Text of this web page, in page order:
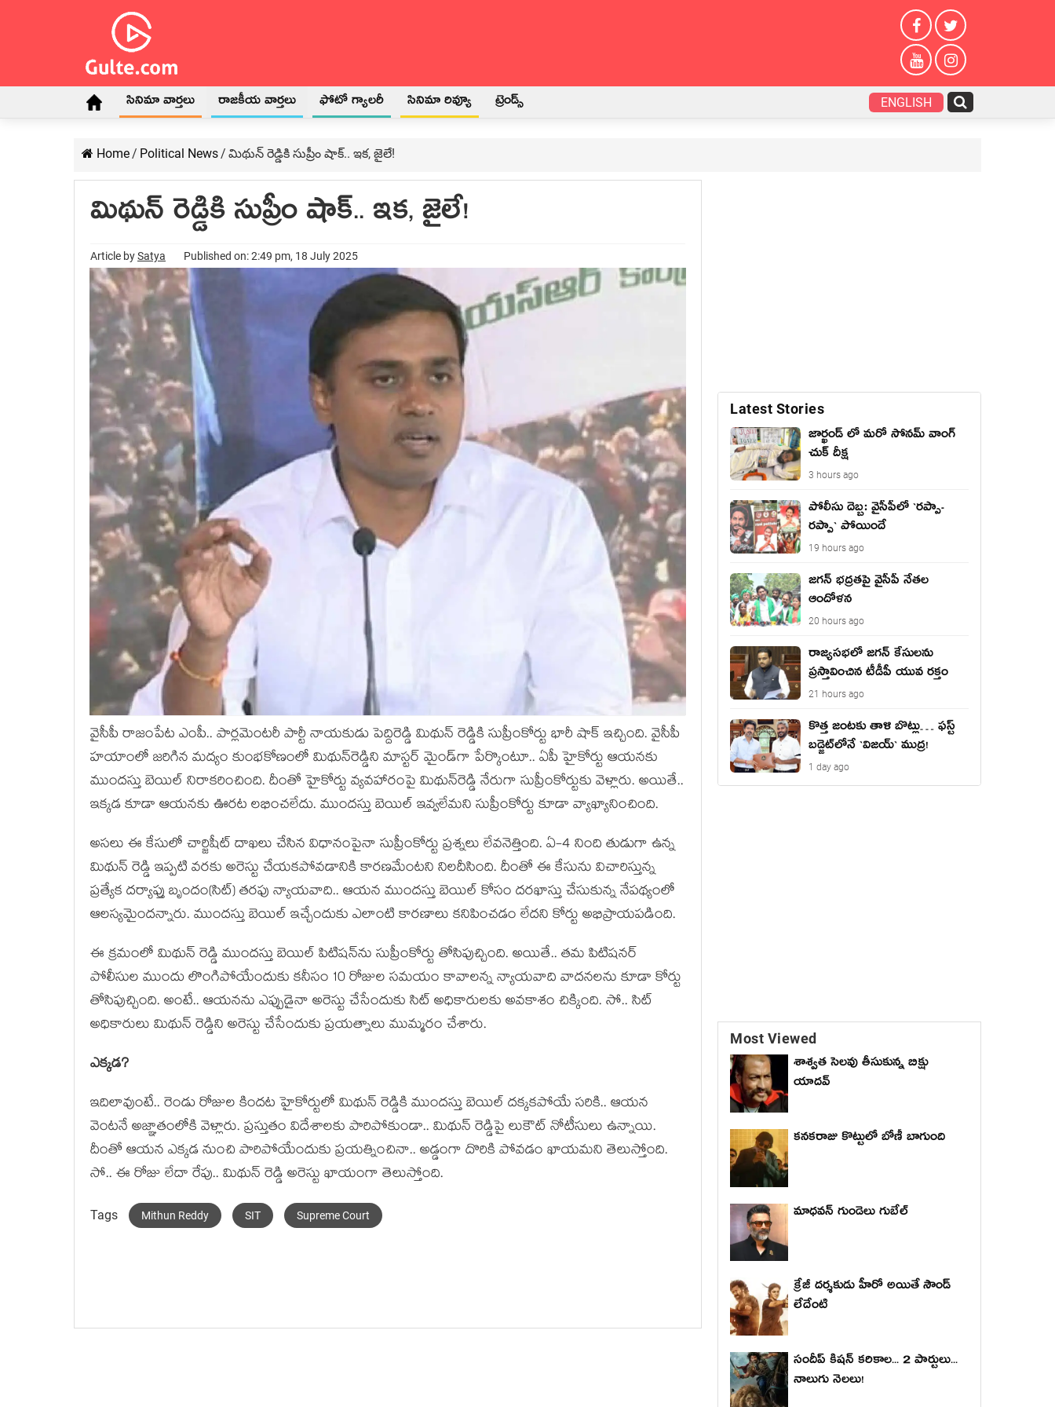
సినిమా వార్తలు రాజకీయ వార్తలు ఫోటో గ్యాలరీ సినిమా రివ్యూ ట్రెండ్స్ ENGLISH
Home/ Political News/ మిథున్ రెడ్డికి సుప్రీం షాక్‌.. ఇక, జైలే!
మిథున్ రెడ్డికి సుప్రీం షాక్‌.. ఇక, జైలే!
Article bySatya Published on: 2:49 pm, 18 July 2025
వైసీపీ రాజంపేట ఎంపీ.. పార్ల‌మెంట‌రీ పార్టీ నాయ‌కుడు పెద్దిరెడ్డి మిథున్ రెడ్డికి సుప్రీంకోర్టు భారీ షాక్ ఇచ్చింది. వైసీపీ
హ‌యాంలో జ‌రిగిన మ‌ద్యం కుంభ‌కోణంలో మిథున్‌రెడ్డిని మాస్ట‌ర్ మైండ్‌గా పేర్కొంటూ.. ఏపీ హైకోర్టు ఆయ‌న‌కు
ముంద‌స్తు బెయిల్ నిరాక‌రించింది. దీంతో హైకోర్టు వ్య‌వ‌హారంపై మిథున్‌రెడ్డి నేరుగా సుప్రీంకోర్టుకు వెళ్లారు. అయితే..
ఇక్క‌డ కూడా ఆయ‌న‌కు ఊర‌ట ల‌భించ‌లేదు. ముంద‌స్తు బెయిల్ ఇవ్వ‌లేమ‌ని సుప్రీంకోర్టు కూడా వ్యాఖ్యానించింది.
అస‌లు ఈ కేసులో చార్జిషీట్ దాఖ‌లు చేసిన విధానంపైనా సుప్రీంకోర్టు ప్ర‌శ్న‌లు లేవ‌నెత్తింది. ఏ-4 నింది తుడుగా ఉన్న
మిథున్ రెడ్డి ఇప్ప‌టి వ‌ర‌కు అరెస్టు చేయ‌క‌పోవ‌డానికి కార‌ణ‌మేంట‌ని నిల‌దీసింది. దీంతో ఈ కేసును విచారిస్తున్న
ప్ర‌త్యేక ద‌ర్యాప్తు బృందం(సిట్‌) త‌ర‌ఫు న్యాయ‌వాది.. ఆయ‌న ముంద‌స్తు బెయిల్ కోసం ద‌ర‌ఖాస్తు చేసుకున్న నేప‌థ్యంలో
ఆల‌స్య‌మైంద‌న్నారు. ముందస్తు బెయిల్ ఇచ్చేందుకు ఎలాంటి కార‌ణాలు క‌నిపించ‌డం లేద‌ని కోర్టు అభిప్రాయ‌ప‌డింది.
ఈ క్ర‌మంలో మిథున్ రెడ్డి ముంద‌స్తు బెయిల్ పిటిష‌న్‌ను సుప్రీంకోర్టు తోసిపుచ్చింది. అయితే.. త‌మ పిటిష‌న‌ర్
పోలీసుల ముందు లొంగిపోయేందుకు క‌నీసం 10 రోజుల స‌మ‌యం కావాల‌న్న న్యాయ‌వాది వాద‌నల‌ను కూడా కోర్టు
తోసిపుచ్చింది. అంటే.. ఆయ‌న‌ను ఎప్పుడైనా అరెస్టు చేసేందుకు సిట్ అధికారుల‌కు అవ‌కాశం చిక్కింది. సో.. సిట్
అధికారులు మిథున్ రెడ్డిని అరెస్టు చేసేందుకు ప్ర‌య‌త్నాలు ముమ్మ‌రం చేశారు.
ఎక్క‌డ‌?
ఇదిలావుంటే.. రెండు రోజుల కింద‌ట హైకోర్టులో మిథున్ రెడ్డికి ముంద‌స్తు బెయిల్ ద‌క్క‌కపోయే స‌రికి.. ఆయ‌న
వెంట‌నే అజ్ఞాతంలోకి వెళ్లారు. ప్ర‌స్తుతం విదేశాల‌కు పారిపోకుండా.. మిథున్ రెడ్డిపై లుకౌట్ నోటీసులు ఉన్నాయి.
దీంతో ఆయ‌న ఎక్క‌డ నుంచి పారిపోయేందుకు ప్ర‌య‌త్నించినా.. అడ్డంగా దొరికి పోవ‌డం ఖాయ‌మ‌ని తెలుస్తోంది.
సో.. ఈ రోజు లేదా రేపు.. మిథున్ రెడ్డి అరెస్టు ఖాయంగా తెలుస్తోంది.
Tags Mithun Reddy SIT Supreme Court
Latest Stories
జార్ఖండ్ లో మరో సోనమ్ వాంగ్
చుక్ దీక్ష
3 hours ago
పోలీసు దెబ్బ: వైసీపీలో `ర‌ప్పా-
ర‌ప్పా` పోయిందే
19 hours ago
జ‌గ‌న్ భద్రతపై వైసీపీ నేతల
ఆందోళన
20 hours ago
రాజ్యసభలో జగన్ కేసులను
ప్రస్తావించిన టీడీపీ యువ రక్తం
21 hours ago
కొత్త జంట‌కు తాళి బొట్లు… ఫ‌స్ట్
బ‌డ్జెట్‌లోనే `విజ‌య్` ముద్ర‌!
1 day ago
Most Viewed
శాశ్వత సెలవు తీసుకున్న బిక్షు
యాదవ్
కనకరాజు కొట్టులో బోణీ బాగుంది
మాధ‌వ‌న్ గుండెలు గుబేల్‌
క్రేజీ దర్శకుడు హీరో అయితే సౌండ్
లేదేంటి
సందీప్ కిషన్ కరికాల... 2 పార్టులు...
నాలుగు నెలలు!